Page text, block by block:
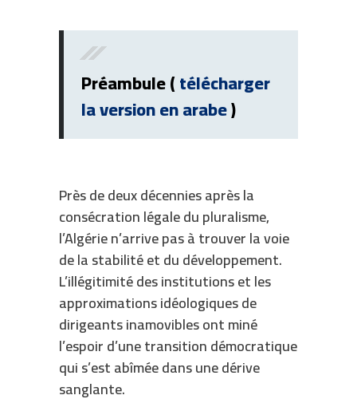
Préambule (télécharger
la version en arabe)
Près de deux décennies après la
consécration légale du pluralisme,
l’Algérie n’arrive pas à trouver la voie
de la stabilité et du développement.
L’illégitimité des institutions et les
approximations idéologiques de
dirigeants inamovibles ont miné
l’espoir d’une transition démocratique
qui s’est abîmée dans une dérive
sanglante.